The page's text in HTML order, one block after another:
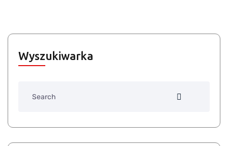
Wyszukiwarka